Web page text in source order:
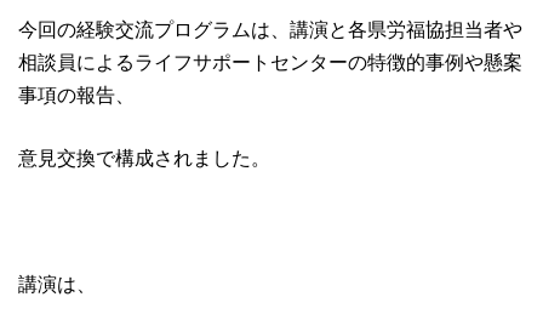
今回の経験交流プログラムは、講演と各県労福協担当者や
相談員によるライフサポートセンターの特徴的事例や懸案
事項の報告、
意見交換で構成されました。
講演は、